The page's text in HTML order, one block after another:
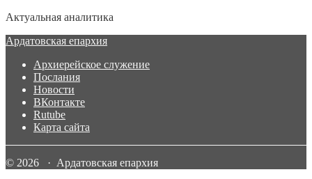
Актуальная аналитика
Ардатовская епархия
Архиерейское служение
Послания
Новости
ВКонтакте
Rutube
Карта сайта
© 2026 · Ардатовская епархия